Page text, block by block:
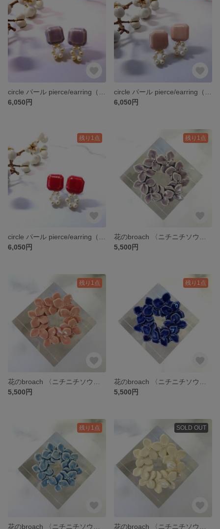
6,050円
6,050円
残り1点
6,050円
残り1点
5,500円
残り1点
5,500円
残り1点
5,500円
残り1点 SOLD OUT